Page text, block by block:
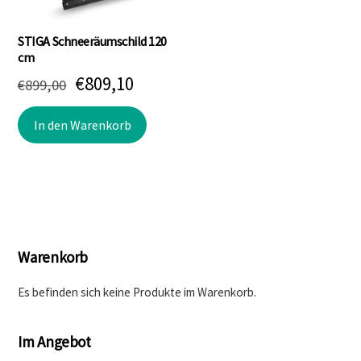
STIGA Schneeräumschild 120
cm
€899,00 Ursprünglicher
Preis
war:
€809,10Aktueller
Preis
ist:
In den Warenkorb
Warenkorb
Es befinden sich keine Produkte im Warenkorb.
Im Angebot